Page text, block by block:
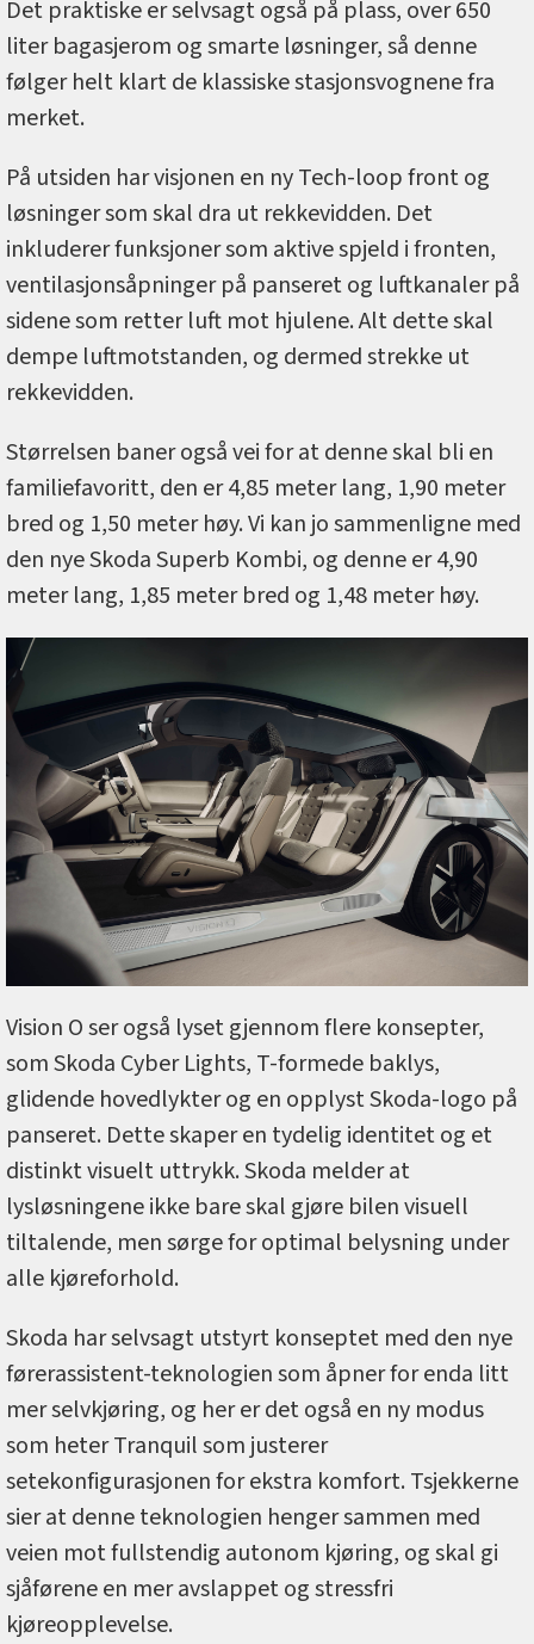
Det praktiske er selvsagt også på plass, over 650
liter bagasjerom og smarte løsninger, så denne
følger helt klart de klassiske stasjonsvognene fra
merket.
På utsiden har visjonen en ny Tech-loop front og
løsninger som skal dra ut rekkevidden. Det
inkluderer funksjoner som aktive spjeld i fronten,
ventilasjonsåpninger på panseret og luftkanaler på
sidene som retter luft mot hjulene. Alt dette skal
dempe luftmotstanden, og dermed strekke ut
rekkevidden.
Størrelsen baner også vei for at denne skal bli en
familiefavoritt, den er 4,85 meter lang, 1,90 meter
bred og 1,50 meter høy. Vi kan jo sammenligne med
den nye Skoda Superb Kombi, og denne er 4,90
meter lang, 1,85 meter bred og 1,48 meter høy.
Vision O ser også lyset gjennom flere konsepter,
som Skoda Cyber Lights, T-formede baklys,
glidende hovedlykter og en opplyst Skoda-logo på
panseret. Dette skaper en tydelig identitet og et
distinkt visuelt uttrykk. Skoda melder at
lysløsningene ikke bare skal gjøre bilen visuell
tiltalende, men sørge for optimal belysning under
alle kjøreforhold.
Skoda har selvsagt utstyrt konseptet med den nye
førerassistent-teknologien som åpner for enda litt
mer selvkjøring, og her er det også en ny modus
som heter Tranquil som justerer
setekonfigurasjonen for ekstra komfort. Tsjekkerne
sier at denne teknologien henger sammen med
veien mot fullstendig autonom kjøring, og skal gi
sjåførene en mer avslappet og stressfri
kjøreopplevelse.